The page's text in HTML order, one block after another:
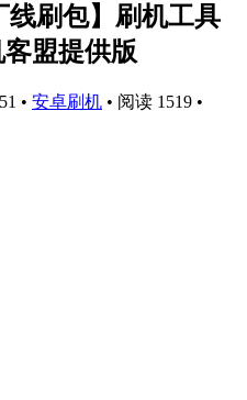
线刷包】刷机工具
盟提供版
• 安卓刷机 • 阅读 1519 •